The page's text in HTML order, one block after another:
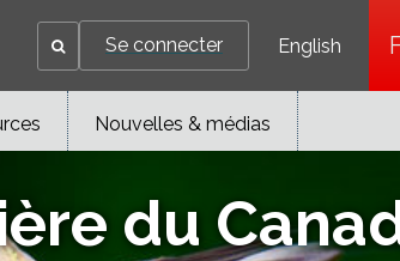
Se connecter English
Nouvelles & médias
du